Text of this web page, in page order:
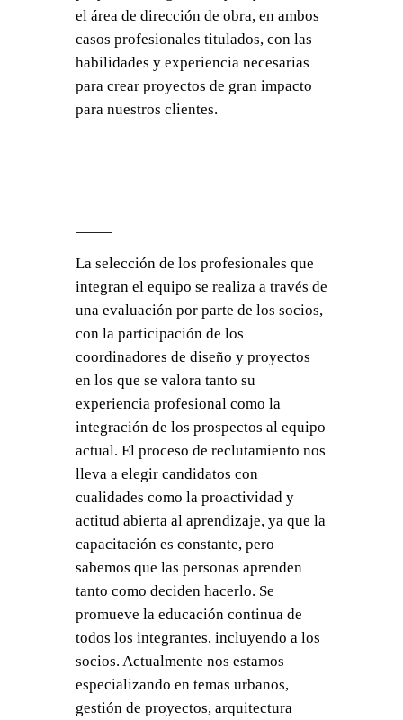
el área de dirección de obra, en ambos
casos profesionales titulados, con las
habilidades y experiencia necesarias
para crear proyectos de gran impacto
para nuestros clientes.
La selección de los profesionales que
integran el equipo se realiza a través de
una evaluación por parte de los socios,
con la participación de los
coordinadores de diseño y proyectos
en los que se valora tanto su
experiencia profesional como la
integración de los prospectos al equipo
actual. El proceso de reclutamiento nos
lleva a elegir candidatos con
cualidades como la proactividad y
actitud abierta al aprendizaje, ya que la
capacitación es constante, pero
sabemos que las personas aprenden
tanto como deciden hacerlo. Se
promueve la educación continua de
todos los integrantes, incluyendo a los
socios. Actualmente nos estamos
especializando en temas urbanos,
gestión de proyectos, arquitectura